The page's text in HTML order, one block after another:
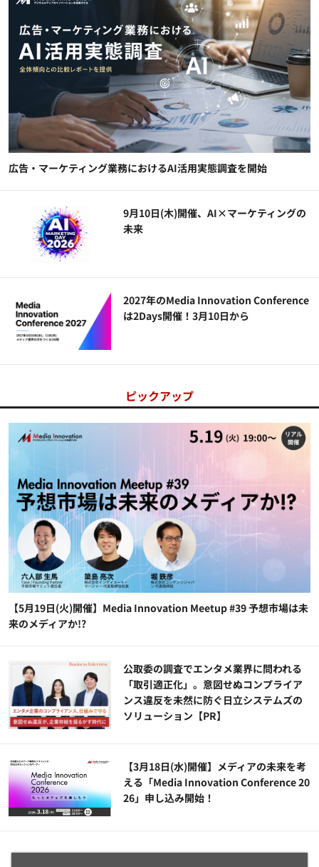
広告・マーケティング業務におけるAI活用実態調査を開始
9月10日(木)開催、AI×マーケティングの
未来
2027年のMedia Innovation Conference
は2Days開催！3月10日から
ピックアップ
【5月19日(火)開催】Media Innovation Meetup #39 予想市場は未
来のメディアか!?
公​​取委の調査でエンタメ業界に問われる
「取引適正化」。意図せぬコンプライア
ンス違反を未然に防ぐ日立システムズの
ソリューション​【PR】
【3月18日(水)開催】メディアの未来を考
える「Media Innovation Conference 20
26」申し込み開始！